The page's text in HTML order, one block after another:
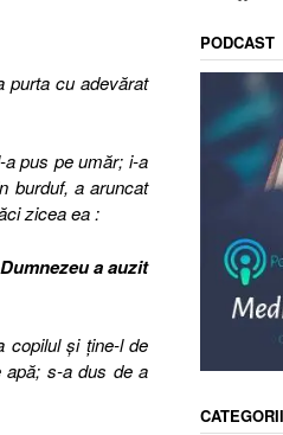
purta cu adevărat
pus pe umăr; i-a
burduf, a aruncat
zicea ea :
Dumnezeu a auzit
copilul şi ţine-l de
s-a dus de a
PODCAST